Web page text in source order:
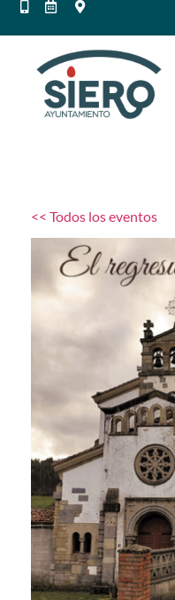
<< Todos los eventos